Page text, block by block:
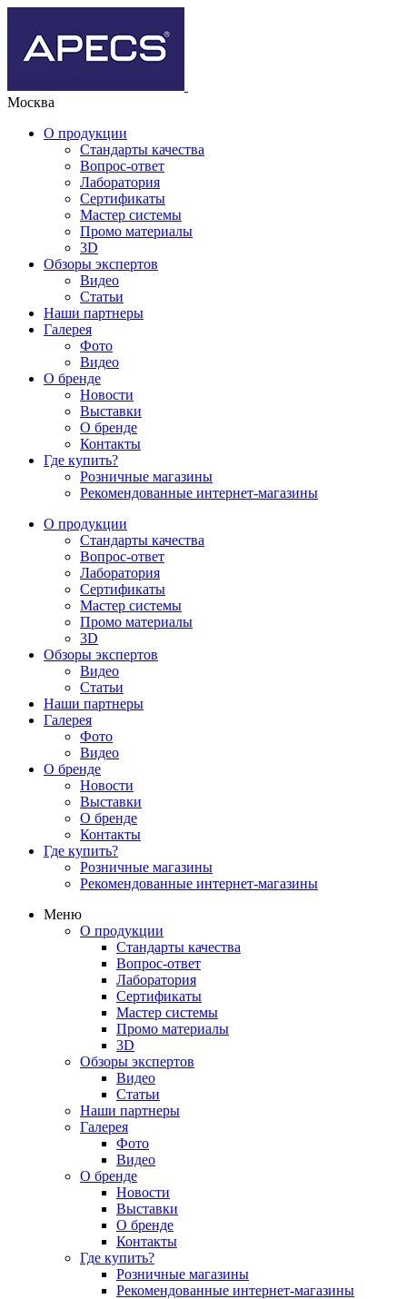
Москва
О продукции
Стандарты качества
Вопрос-ответ
Лаборатория
Сертификаты
Мастер системы
Промо материалы
3D
Обзоры экспертов
Видео
Статьи
Наши партнеры
Галерея
Фото
Видео
О бренде
Новости
Выставки
О бренде
Контакты
Где купить?
Розничные магазины
Рекомендованные интернет-магазины
О продукции
Стандарты качества
Вопрос-ответ
Лаборатория
Сертификаты
Мастер системы
Промо материалы
3D
Обзоры экспертов
Видео
Статьи
Наши партнеры
Галерея
Фото
Видео
О бренде
Новости
Выставки
О бренде
Контакты
Где купить?
Розничные магазины
Рекомендованные интернет-магазины
Меню
О продукции
Стандарты качества
Вопрос-ответ
Лаборатория
Сертификаты
Мастер системы
Промо материалы
3D
Обзоры экспертов
Видео
Статьи
Наши партнеры
Галерея
Фото
Видео
О бренде
Новости
Выставки
О бренде
Контакты
Где купить?
Розничные магазины
Рекомендованные интернет-магазины